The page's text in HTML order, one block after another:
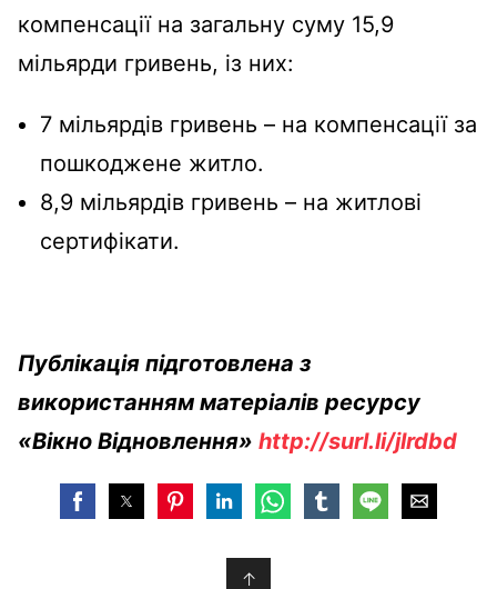
компенсації на загальну суму 15,9
мільярди гривень, із них:
7 мільярдів гривень – на компенсації за
пошкоджене житло.
8,9 мільярдів гривень – на житлові
сертифікати.
Публікація підготовлена з
використанням матеріалів ресурсу
«Вікно Відновлення» http://surl.li/jlrdbd
↑